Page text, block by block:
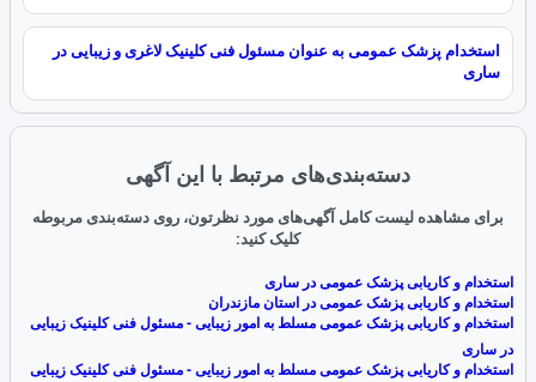
استخدام پزشک عمومی به عنوان مسئول فنی کلینیک لاغری و زیبایی در
ساری
دسته‌بندی‌های مرتبط با این آگهی
برای مشاهده لیست کامل آگهی‌های مورد نظرتون، روی دسته‌بندی مربوطه
کلیک کنید:
استخدام و کاریابی پزشک عمومی در ساری
استخدام و کاریابی پزشک عمومی در استان مازندران
استخدام و کاریابی پزشک عمومی مسلط به امور زیبایی - مسئول فنی کلینیک زیبایی
در ساری
استخدام و کاریابی پزشک عمومی مسلط به امور زیبایی - مسئول فنی کلینیک زیبایی